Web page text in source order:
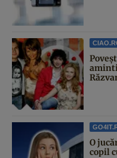
O
copil